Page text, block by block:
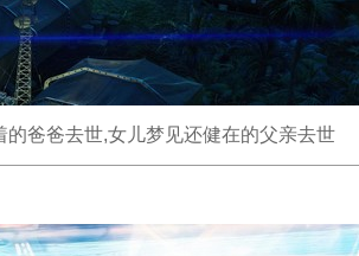
爸爸去世,女儿梦见还健在的父亲去世